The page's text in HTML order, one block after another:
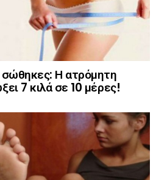
σώθηκες: Η ατρόμητη
7 κιλά σε 10 μέρες!